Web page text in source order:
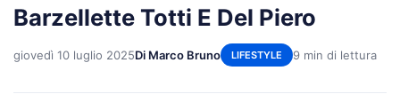
Barzellette Totti E Del Piero
giovedì 10 luglio 2025Di Marco Bruno LIFESTYLE 9 min di lettura